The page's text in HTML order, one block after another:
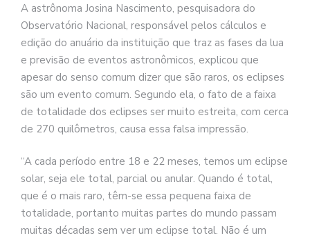
A astrônoma Josina Nascimento, pesquisadora do
Observatório Nacional, responsável pelos cálculos e
edição do anuário da instituição que traz as fases da lua
e previsão de eventos astronômicos, explicou que
apesar do senso comum dizer que são raros, os eclipses
são um evento comum. Segundo ela, o fato de a faixa
de totalidade dos eclipses ser muito estreita, com cerca
de 270 quilômetros, causa essa falsa impressão.
“A cada período entre 18 e 22 meses, temos um eclipse
solar, seja ele total, parcial ou anular. Quando é total,
que é o mais raro, têm-se essa pequena faixa de
totalidade, portanto muitas partes do mundo passam
muitas décadas sem ver um eclipse total. Não é um